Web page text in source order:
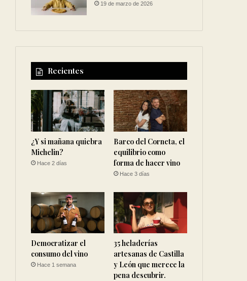
19 de marzo de 2026
Recientes
¿Y si mañana quiebra
Michelin?
Hace 2 días
Barco del Corneta, el
equilibrio como
forma de hacer vino
Hace 3 días
Democratizar el
consumo del vino
Hace 1 semana
35 heladerías
artesanas de Castilla
y León que merece la
pena descubrir.